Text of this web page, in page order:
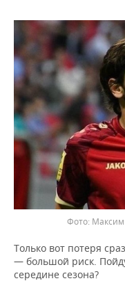
Максим
Только вот потеря
— большой риск.
середине сезона?